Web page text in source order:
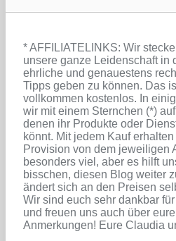
* AFFILIATELINKS: Wir
unsere ganze Leidenschaft in
ehrliche und genauestens
Tipps geben zu können. Das
vollkommen kostenlos. In
wir mit einem Sternchen (*)
denen ihr Produkte oder
könnt. Mit jedem Kauf
Provision von dem jeweiligen
besonders viel, aber es hilft
bisschen, diesen Blog weiter
ändert sich an den Preisen
Wir sind euch sehr dankbar
und freuen uns auch über
Anmerkungen! Eure Claudia